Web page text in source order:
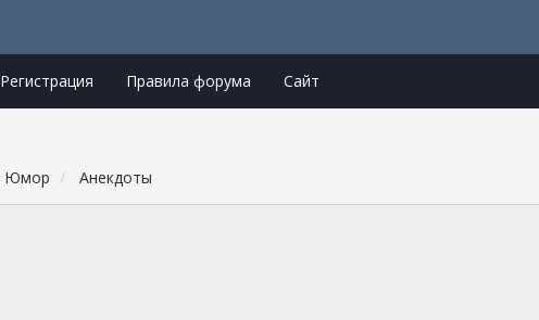
Регистрация Правила форума Сайт
Юмор Анекдоты